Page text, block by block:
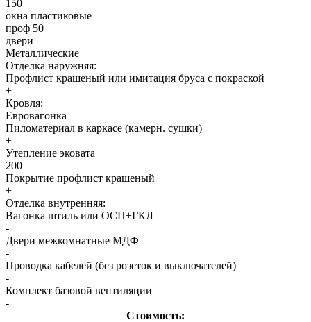
150
окна пластиковые
проф 50
двери
Металлические
Отделка наружняя:
Профлист крашеный или имитация бруса с покраской
+
Кровля:
Евровагонка
Пиломатериал в каркасе (камерн. сушки)
+
Утепление эковата
200
Покрытие профлист крашеный
+
Отделка внутренняя:
Вагонка штиль или ОСП+ГКЛ
-
Двери межкомнатные МДФ
-
Проводка кабелей (без розеток и выключателей)
-
Комплект базовой вентиляции
-
Стоимость: